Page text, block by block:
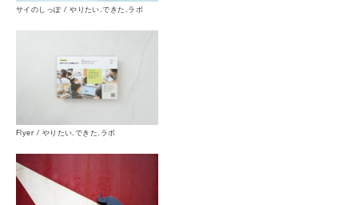
サイのしっぽ / やりたい.できた.ラボ
Flyer / やりたい.できた.ラボ